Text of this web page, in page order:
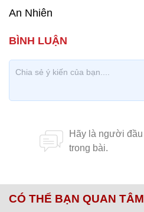
An Nhiên
CÓ THỂ BẠN QUAN TÂM